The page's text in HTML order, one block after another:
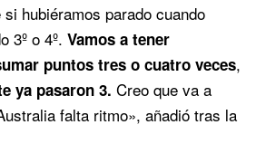
si hubiéramos parado cuando
3º o 4º. Vamos a tener
puntos tres o cuatro veces,
ya pasaron 3. Creo que va a
falta ritmo», añadió tras la